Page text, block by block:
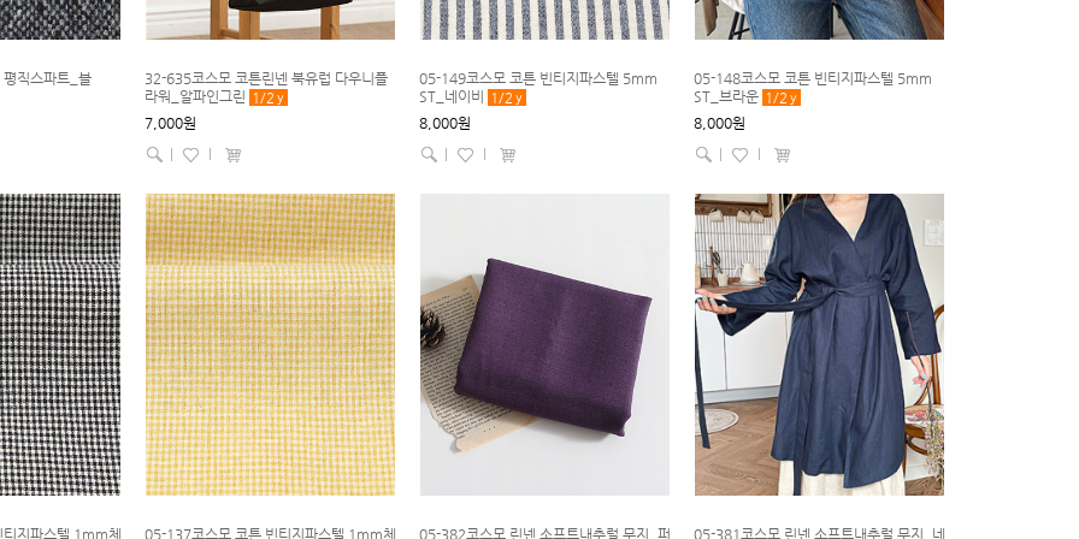
직스파트_블
32-635코스모 코튼린넨 북유럽 다우니플
라워_알파인그린 1/2 y
7,000원
|
l
05-149코스모 코튼 빈티지파스텔 5mm
ST_네이비
1/2 y
8,000원
|
l
05-148코스모 코튼 빈티지파스텔 5mm
ST_브라운 1/2 y
8,000원
|
l
지파스텔 1mm체 05-137코스모 코튼 빈티지파스텔 1mm체 05-382코스모 린넨 소프트내추럴 무지_퍼 05-381코스모 린넨 소프트내추럴 무지_네